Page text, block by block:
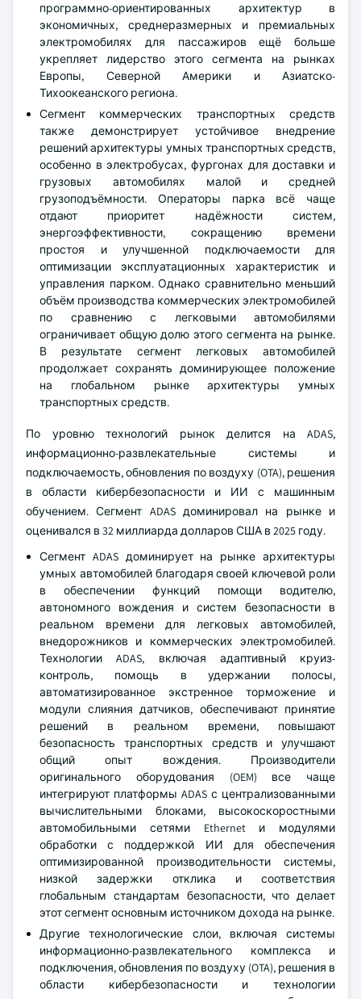
программно-ориентированных архитектур в
экономичных, среднеразмерных и премиальных
электромобилях для пассажиров ещё больше
укрепляет лидерство этого сегмента на рынках
Европы, Северной Америки и Азиатско-
Тихоокеанского региона.
Сегмент коммерческих транспортных средств
также демонстрирует устойчивое внедрение
решений архитектуры умных транспортных средств,
особенно в электробусах, фургонах для доставки и
грузовых автомобилях малой и средней
грузоподъёмности. Операторы парка всё чаще
отдают приоритет надёжности систем,
энергоэффективности, сокращению времени
простоя и улучшенной подключаемости для
оптимизации эксплуатационных характеристик и
управления парком. Однако сравнительно меньший
объём производства коммерческих электромобилей
по сравнению с легковыми автомобилями
ограничивает общую долю этого сегмента на рынке.
В результате сегмент легковых автомобилей
продолжает сохранять доминирующее положение
на глобальном рынке архитектуры умных
транспортных средств.
По уровню технологий рынок делится на ADAS,
информационно-развлекательные системы и
подключаемость, обновления по воздуху (OTA), решения
в области кибербезопасности и ИИ с машинным
обучением. Сегмент ADAS доминировал на рынке и
оценивался в 32 миллиарда долларов США в 2025 году.
Сегмент ADAS доминирует на рынке архитектуры
умных автомобилей благодаря своей ключевой роли
в обеспечении функций помощи водителю,
автономного вождения и систем безопасности в
реальном времени для легковых автомобилей,
внедорожников и коммерческих электромобилей.
Технологии ADAS, включая адаптивный круиз-
контроль, помощь в удержании полосы,
автоматизированное экстренное торможение и
модули слияния датчиков, обеспечивают принятие
решений в реальном времени, повышают
безопасность транспортных средств и улучшают
общий опыт вождения. Производители
оригинального оборудования (OEM) все чаще
интегрируют платформы ADAS с централизованными
вычислительными блоками, высокоскоростными
автомобильными сетями Ethernet и модулями
обработки с поддержкой ИИ для обеспечения
оптимизированной производительности системы,
низкой задержки отклика и соответствия
глобальным стандартам безопасности, что делает
этот сегмент основным источником дохода на рынке.
Другие технологические слои, включая системы
информационно-развлекательного комплекса и
подключения, обновления по воздуху (OTA), решения в
области кибербезопасности и технологии